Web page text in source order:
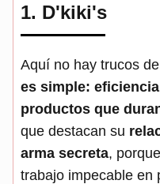
1. D'kiki's
Aquí no hay trucos
es simple:
productos que
que destacan su
arma secreta,
trabajo impecable en